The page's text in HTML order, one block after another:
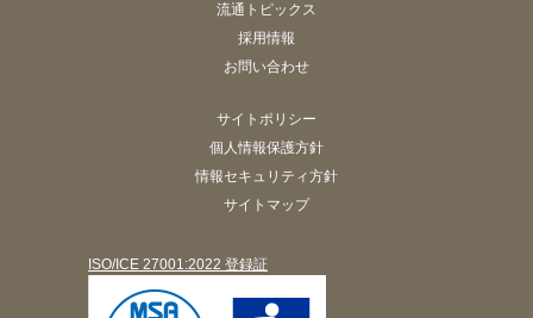
流通トピックス
採用情報
お問い合わせ
サイトポリシー
個人情報保護方針
情報セキュリティ方針
サイトマップ
ISO/ICE 27001:2022 登録証